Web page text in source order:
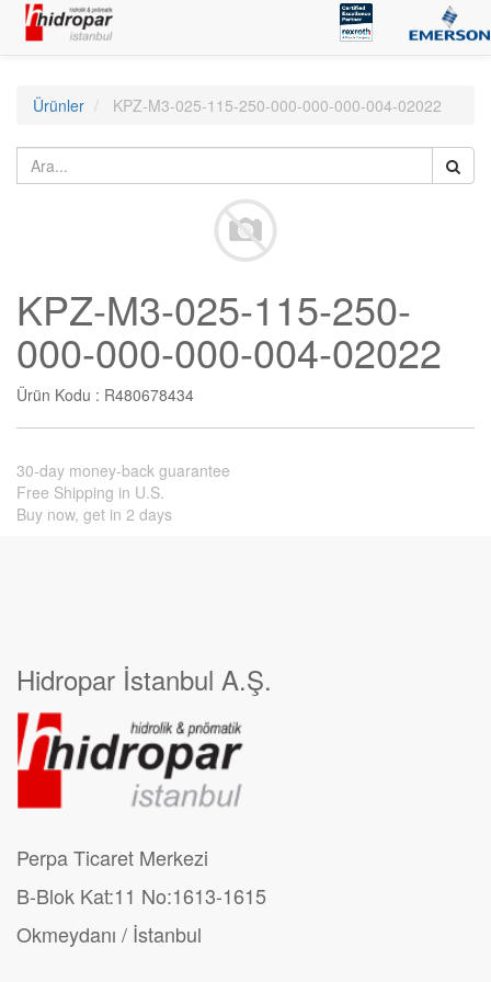
Ürünler KPZ-M3-025-115-250-000-000-000-004-02022
KPZ-M3-025-115-250-
000-000-000-004-02022
Ürün Kodu : R480678434
30-day money-back guarantee
Free Shipping in U.S.
Buy now, get in 2 days
Hidropar İstanbul A.Ş.
Perpa Ticaret Merkezi
B-Blok Kat:11 No:1613-1615
Okmeydanı / İstanbul